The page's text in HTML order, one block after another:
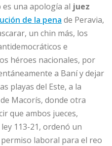
una apología al juez
de la pena de Peravia,
un chin más, los
e
héroes nacionales, por
a Baní y dejar
playas del Este, a la
Macorís, donde otra
que ambos jueces,
113-21, ordenó un
laboral para el reo